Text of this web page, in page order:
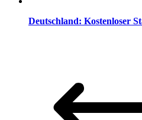
Deutschland: Kostenloser